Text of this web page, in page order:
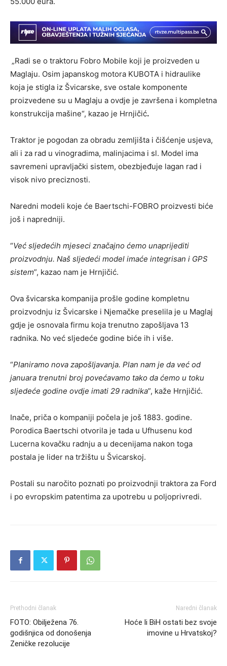
„Radi se o traktoru Fobro Mobile koji je proizveden u
Maglaju. Osim japanskog motora KUBOTA i hidraulike
koja je stigla iz Švicarske, sve ostale komponente
proizvedene su u Maglaju a ovdje je završena i kompletna
konstrukcija mašine“, kazao je Hrnjičić.
Traktor je pogodan za obradu zemljišta i čišćenje usjeva,
ali i za rad u vinogradima, malinjacima i sl. Model ima
savremeni upravljački sistem, obezbjeđuje lagan rad i
visok nivo preciznosti.
Naredni modeli koje će Baertschi-FOBRO proizvesti biće
još i napredniji.
“Već sljedećih mjeseci značajno ćemo unaprijediti
proizvodnju. Naš sljedeći model imaće integrisan i GPS
sistem”, kazao nam je Hrnjičić.
Ova švicarska kompanija prošle godine kompletnu
proizvodnju iz Švicarske i Njemačke preselila je u Maglaj
gdje je osnovala firmu koja trenutno zapošljava 13
radnika. No već sljedeće godine biće ih i više.
“Planiramo nova zapošljavanja. Plan nam je da već od
januara trenutni broj povećavamo tako da ćemo u toku
sljedeće godine ovdje imati 29 radnika”, kaže Hrnjičić.
Inače, priča o kompaniji počela je još 1883. godine.
Porodica Baertschi otvorila je tada u Ufhusenu kod
Lucerna kovačku radnju a u decenijama nakon toga
postala je lider na tržištu u Švicarskoj.
Postali su naročito poznati po proizvodnji traktora za Ford
i po evropskim patentima za upotrebu u poljoprivredi.
Prethodni članak
FOTO: Obilježena 76.
godišnjica od donošenja
Zeničke rezolucije
Naredni članak
Hoće li BiH ostati bez svoje
imovine u Hrvatskoj?